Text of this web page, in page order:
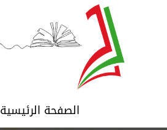
الصفحة الرئيسية